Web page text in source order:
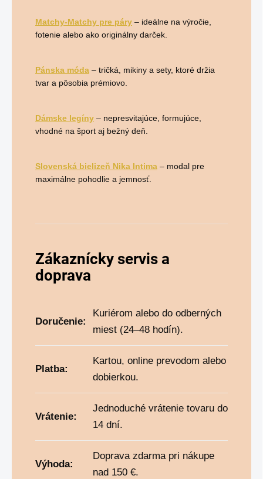
Matchy-Matchy pre páry – ideálne na výročie,
fotenie alebo ako originálny darček.
Pánska móda – tričká, mikiny a sety, ktoré držia
tvar a pôsobia prémiovo.
Dámske legíny – nepresvitajúce, formujúce,
vhodné na šport aj bežný deň.
Slovenská bielizeň Nika Intima – modal pre
maximálne pohodlie a jemnosť.
Zákaznícky servis a
doprava
Doručenie:
Kuriérom alebo do odberných
miest (24–48 hodín).
Platba:
Kartou, online prevodom alebo
dobierkou.
Vrátenie:
Jednoduché vrátenie tovaru do
14 dní.
Výhoda:
Doprava zdarma pri nákupe
nad 150 €.